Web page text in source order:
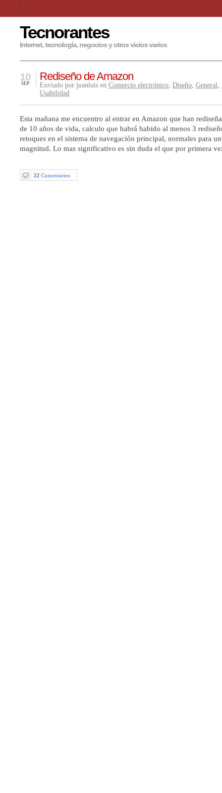
Tecnorantes
Internet, tecnología, negocios y otros vicios varios
Rediseño de Amazon
10
SEP Enviado por juanluis en Comercio electrónico, Diseño, General,
Usabilidad
Esta mañana me encuentro al entrar en Amazon que han
de 10 años de vida, calculo que habrá habido al menos 3
retoques en el sistema de navegación principal, normales para
magnitud. Lo mas significativo es sin duda el que por primera
22 Comentarios